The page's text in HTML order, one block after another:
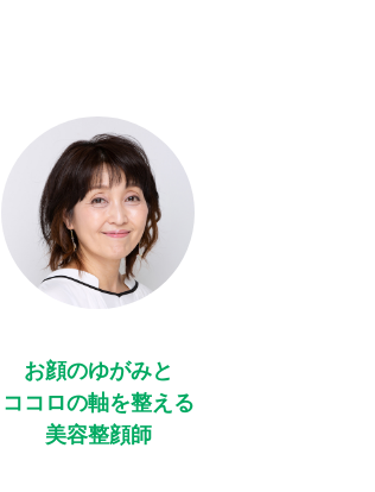
お顔のゆがみと
ココロの軸を整える
美容整顔師